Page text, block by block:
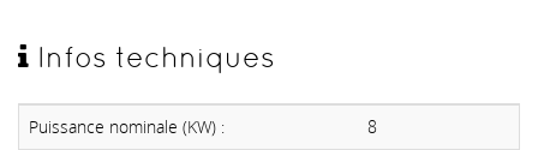
Infos techniques
Puissance nominale (KW) :
8